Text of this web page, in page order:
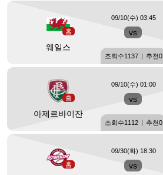
홈
웨일스
vs
09/10(수) 03:45
조회수1137 | 추천0
홈
아제르바이잔
vs
09/10(수) 01:00
조회수1112 | 추천0
홈 vs
09/30(화) 18:30